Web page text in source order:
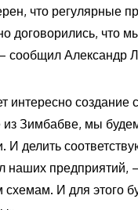
что регулярные
договорились, что
сообщил Александр
интересно
из Зимбабве, мы
И делить
наших
И для этого